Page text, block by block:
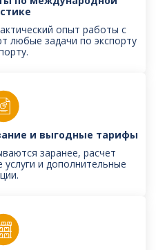
опыт работы с
любые задачи по экспорту
и выгодные тарифы
заранее, расчет
и дополнительные